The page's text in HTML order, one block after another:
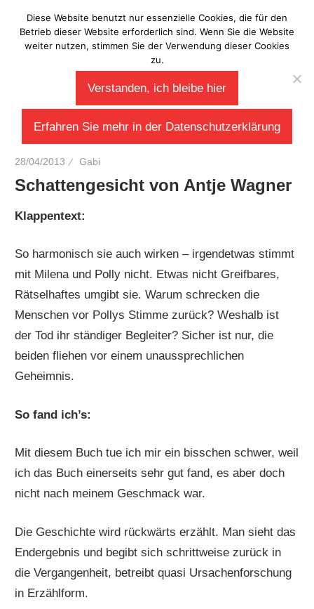
Inhalt
springen
Laberladen
28/04/2013 Gabi
Schattengesicht von Antje Wagner
Klappentext:
So harmonisch sie auch wirken – irgendetwas stimmt
mit Milena und Polly nicht. Etwas nicht Greifbares,
Rätselhaftes umgibt sie. Warum schrecken die
Menschen vor Pollys Stimme zurück? Weshalb ist
der Tod ihr ständiger Begleiter? Sicher ist nur, die
beiden fliehen vor einem unaussprechlichen
Geheimnis.
So fand ich’s:
Mit diesem Buch tue ich mir ein bisschen schwer, weil
ich das Buch einerseits sehr gut fand, es aber doch
nicht nach meinem Geschmack war.
Die Geschichte wird rückwärts erzählt. Man sieht das
Endergebnis und begibt sich schrittweise zurück in
die Vergangenheit, betreibt quasi Ursachenforschung
in Erzählform.
Diese Website benutzt nur essenzielle Cookies, die für den
Betrieb dieser Website erforderlich sind. Wenn Sie die Website
weiter nutzen, stimmen Sie der Verwendung dieser Cookies
zu.
Verstanden, ich bleibe hier
Erfahren Sie mehr in der Datenschutzerklärung